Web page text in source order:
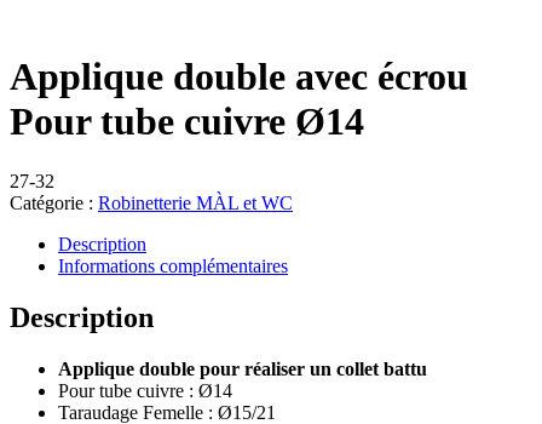
Applique double avec écrou
Pour tube cuivre Ø14
27-32
Catégorie : Robinetterie MÀL et WC
Description
Informations complémentaires
Description
Applique double pour réaliser un collet battu
Pour tube cuivre : Ø14
Taraudage Femelle : Ø15/21